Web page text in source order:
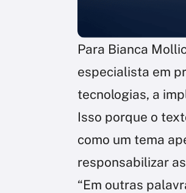
Para Bianca
especialista em
tecnologias, a
Isso porque o
como um tema
responsabilizar
“Em outras